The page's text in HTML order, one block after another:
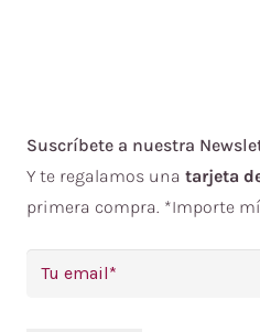
Suscríbete a nuestra
Y te regalamos una tarjeta
primera compra. *Importe